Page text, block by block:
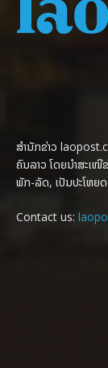
ສຳນັກຂ່າວ
ຄົນລາວ ໂດຍນຳສະເໜີ
ພັກ-ລັດ, ເປັນປະໂຫຍ
Contact us: